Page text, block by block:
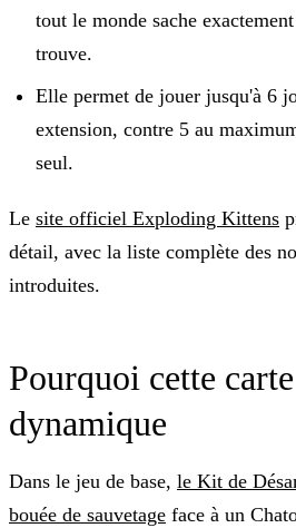
tout le monde sache
trouve.
Elle permet de jouer jusqu'à 6
extension, contre 5 au
seul.
Le site officiel Exploding Kittens
détail, avec la liste complète des
introduites.
Pourquoi cette
dynamique
Dans le jeu de base, le Kit de
bouée de sauvetage face à un